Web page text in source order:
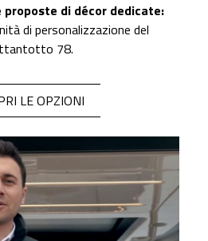
di décor dedicate:
di personalizzazione del
78.
LE OPZIONI